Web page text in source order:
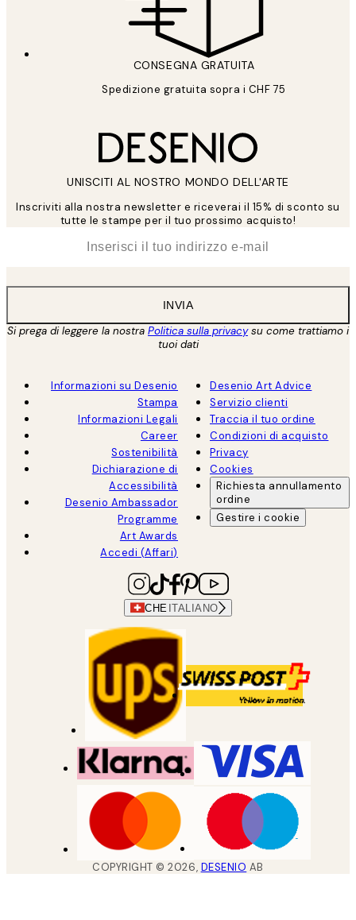
CONSEGNA GRATUITA
Spedizione gratuita sopra i CHF 75
UNISCITI AL NOSTRO MONDO DELL'ARTE
Inscriviti alla nostra newsletter e riceverai il 15% di sconto su
tutte le stampe per il tuo prossimo acquisto!
INVIA
Si prega di leggere la nostra Politica sulla privacysu come trattiamo i
tuoi dati
Informazioni su Desenio
Stampa
Informazioni Legali
Career
Sostenibilità
Dichiarazione di
Accessibilità
Desenio Ambassador
Programme
Art Awards
Accedi (Affari)
Desenio Art Advice
Servizio clienti
Traccia il tuo ordine
Condizioni di acquisto
Privacy
Cookies
Richiesta annullamento
ordine
Gestire i cookie
CHE ITALIANO
COPYRIGHT ©2026, DESENIO AB